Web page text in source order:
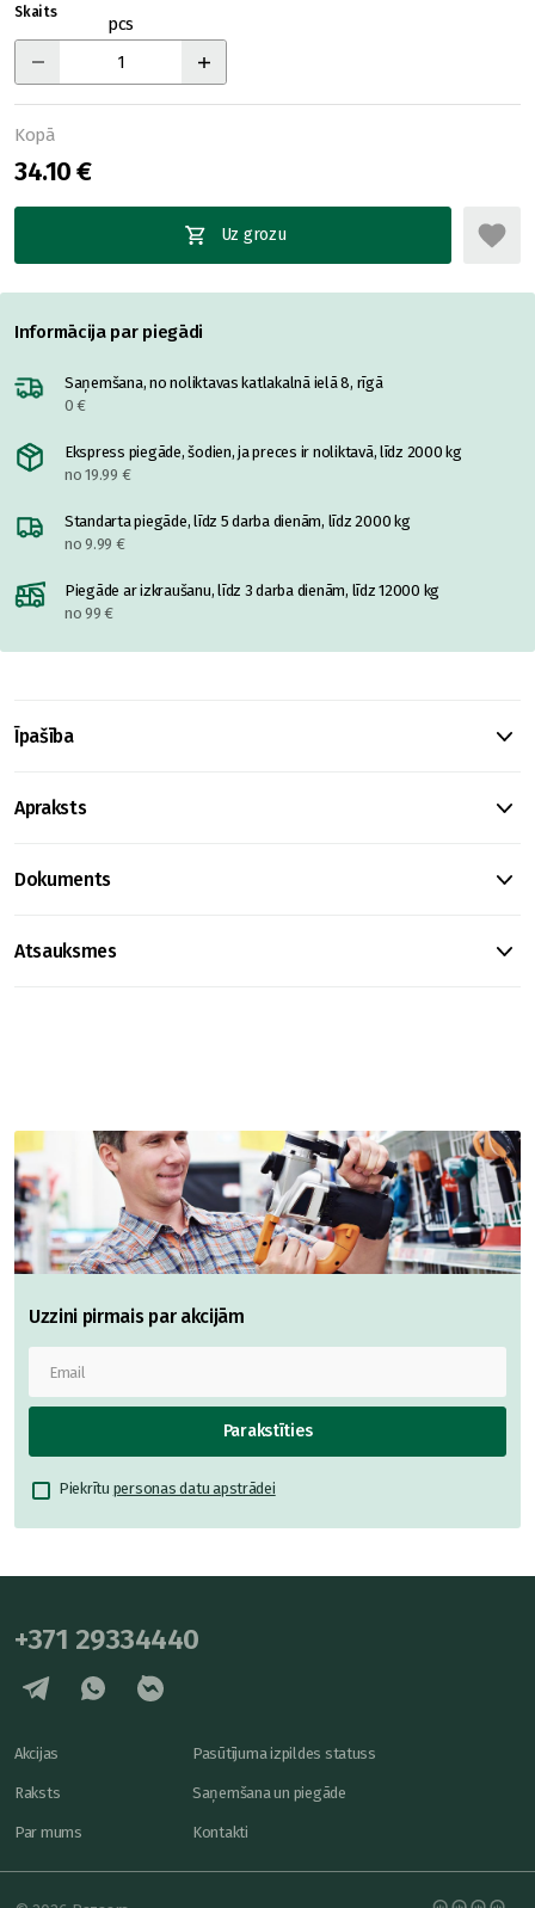
Skaits
pcs
Kopā
34.10 €
Uz grozu
Informācija par piegādi
Saņemšana, no noliktavas katlakalnā ielā 8, rīgā
0 €
Ekspress piegāde, šodien, ja preces ir noliktavā, līdz 2000 kg
no 19.99 €
Standarta piegāde, līdz 5 darba dienām, līdz 2000 kg
no 9.99 €
Piegāde ar izkraušanu, līdz 3 darba dienām, līdz 12000 kg
no 99 €
Īpašība
Apraksts
Dokuments
Atsauksmes
Uzzini pirmais par akcijām
Parakstīties
Piekrītu personas datu apstrādei
+371 29334440
Akcijas
Raksts
Par mums
Pasūtījuma izpildes statuss
Saņemšana un piegāde
Kontakti